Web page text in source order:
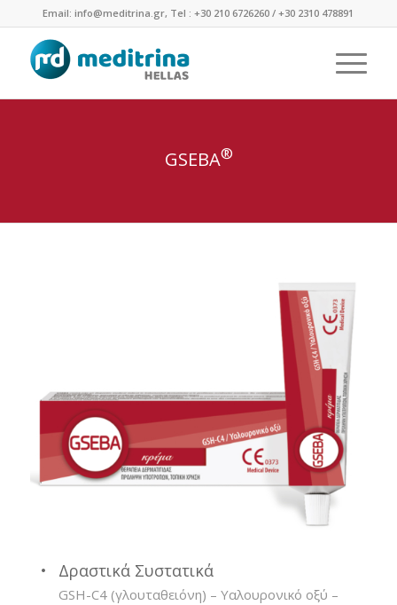
Email: info@meditrina.gr, Tel : +30 210 6726260 / +30 2310 478891
GSEBA®
Δραστικά Συστατικά
GSH-C4 (γλουταθειόνη) – Υαλουρονικό οξύ –